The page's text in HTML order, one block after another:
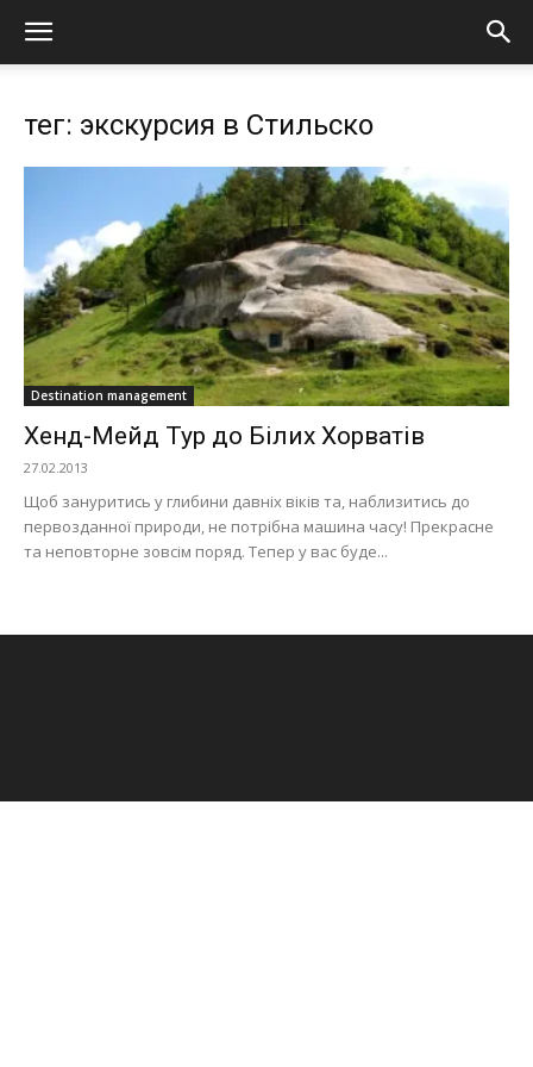
тег: экскурсия в Стильско
Destination management
Хенд-Мейд Тур до Білих Хорватів
27.02.2013
Щоб зануритись у глибини давніх віків та, наблизитись до
первозданної природи, не потрібна машина часу! Прекрасне
та неповторне зовсім поряд. Тепер у вас буде...